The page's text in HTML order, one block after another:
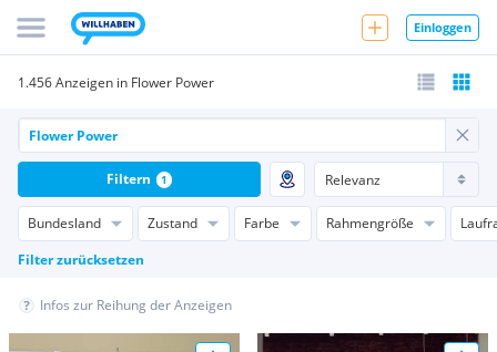
Einloggen
1.456 Anzeigen in Flower Power
Bundesland Zustand Farbe Rahmengröße
Filter zurücksetzen
Filtern 1
Infos zur Reihung der Anzeigen